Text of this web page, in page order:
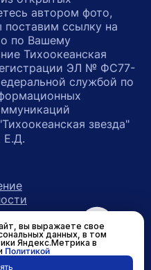
автором фото,
ссылку на
по Вашему
Тихоокеанская
ЭЛ № ФС77-
службой по
звезда"
Е.Д.
на главную
16+
на страницу в Вконтакте
на страницу в
ссылка на канал в
вы выражаете свое
данных, в том
Яндекс.Метрика в
Политикой